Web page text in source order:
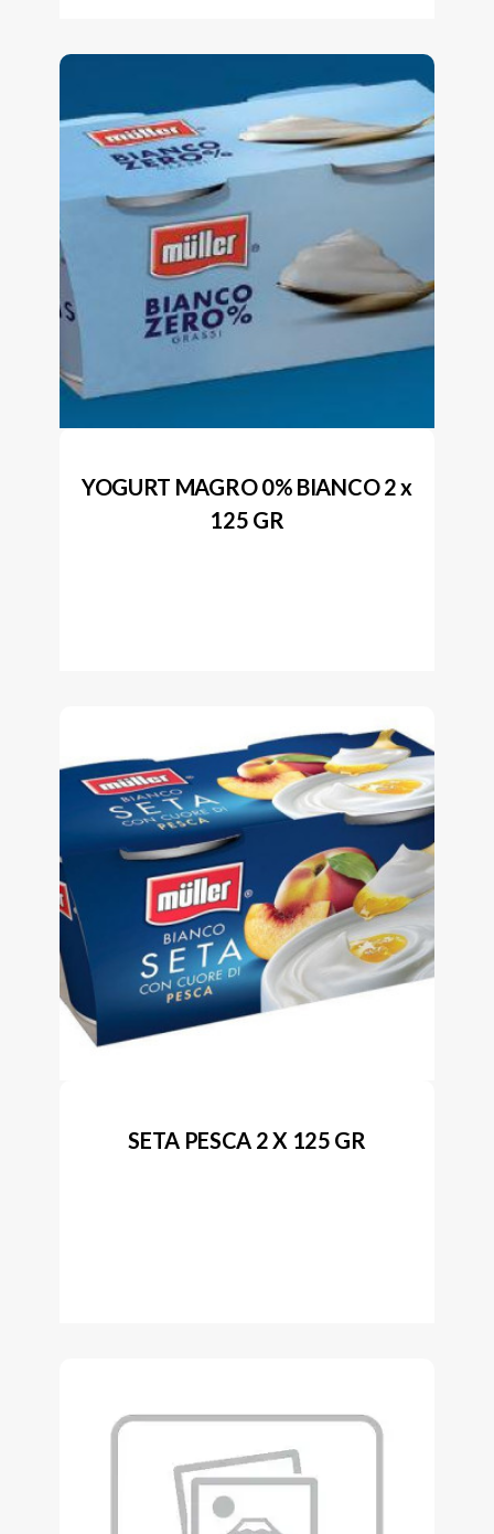
YOGURT MAGRO 0% BIANCO 2 x
125 GR
SETA PESCA 2 X 125 GR